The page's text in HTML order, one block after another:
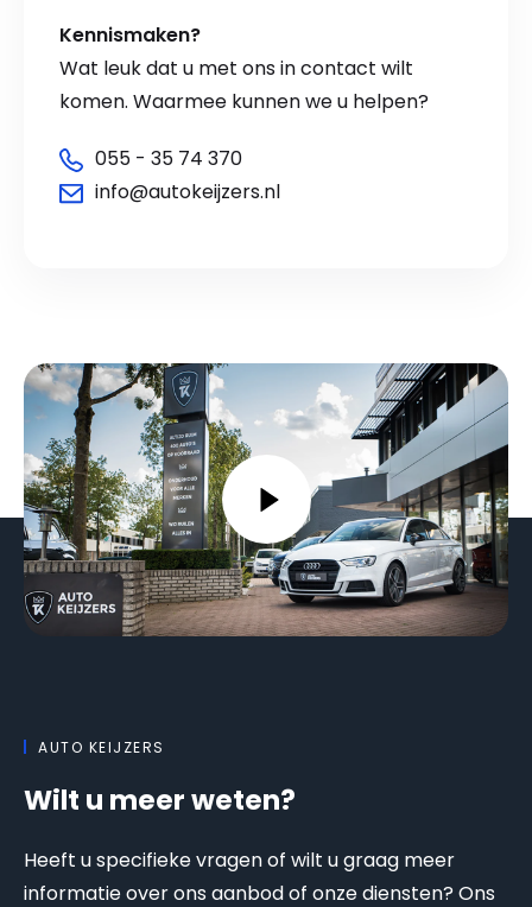
Kennismaken?
Wat leuk dat u met ons in contact wilt
komen. Waarmee kunnen we u helpen?
055 - 35 74 370
info@autokeijzers.nl
AUTO KEIJZERS
Wilt u meer weten?
Heeft u specifieke vragen of wilt u graag meer
informatie over ons aanbod of onze diensten? Ons